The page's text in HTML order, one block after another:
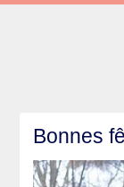
Bonnes